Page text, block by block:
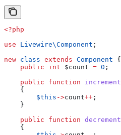
<?php
use Livewire\Component ;
new class extends Component {
    public
int $count = 0 ;
    public
function increment
    {
        $this
->count++ ;
    }
    public
function decrement
    {